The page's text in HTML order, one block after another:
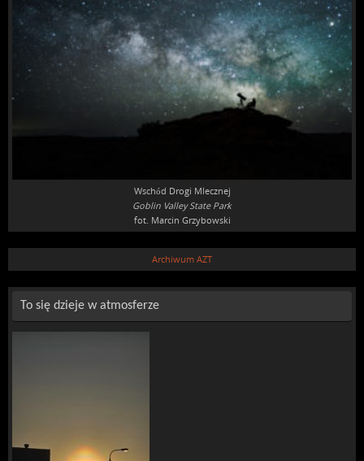
Wschód Drogi Mlecznej
Goblin Valley State Park
fot. Marcin Grzybowski
Archiwum AZT
To się dzieje w atmosferze